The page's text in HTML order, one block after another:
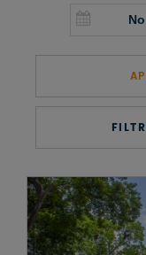
UZŅEMOŠAIS
IMPRO
PIRMSLĪGUMA
CEĻOJUMU
VĪZU ANKETAS
PIEMIŅAS